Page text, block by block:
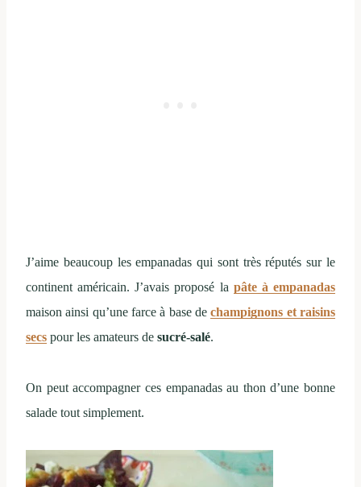
J’aime beaucoup les empanadas qui sont très réputés sur le
continent américain. J’avais proposé la pâte à empanadas
maison ainsi qu’une farce à base dechampignons et raisins
secs pour les amateurs de sucré-salé.
On peut accompagner ces empanadas au thon d’une bonne
salade tout simplement.